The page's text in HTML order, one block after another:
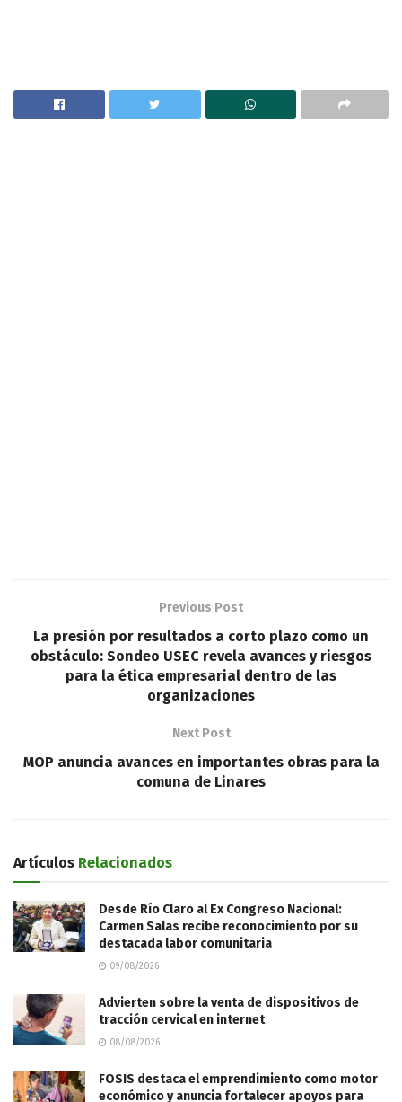
Previous Post
La presión por resultados a corto plazo como un
obstáculo: Sondeo USEC revela avances y riesgos
para la ética empresarial dentro de las
organizaciones
Next Post
MOP anuncia avances en importantes obras para la
comuna de Linares
Artículos Relacionados
Desde Río Claro al Ex Congreso Nacional:
Carmen Salas recibe reconocimiento por su
destacada labor comunitaria
09/08/2026
Advierten sobre la venta de dispositivos de
tracción cervical en internet
08/08/2026
FOSIS destaca el emprendimiento como motor
económico y anuncia fortalecer apoyos para